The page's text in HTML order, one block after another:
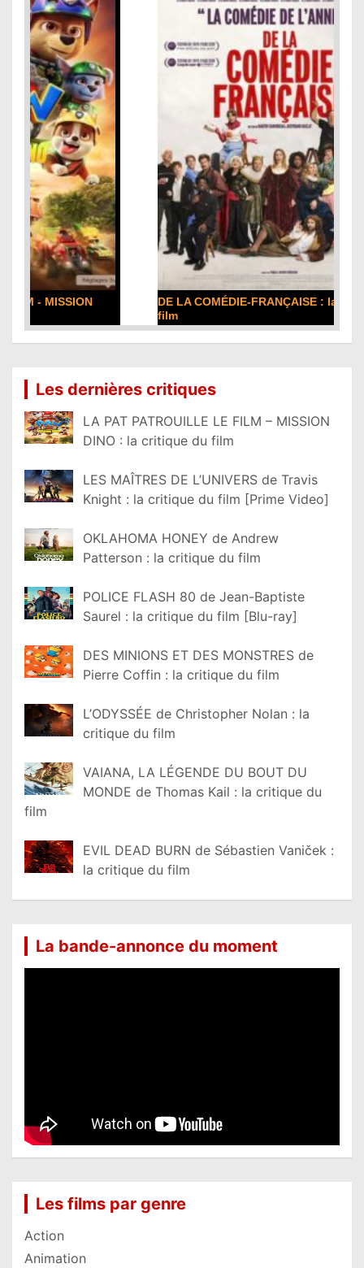
DE LA COMÉDIE-FRANÇAISE : la critique du
Les dernières critiques
LA PAT PATROUILLE LE FILM – MISSION
DINO : la critique du film
LES MAÎTRES DE L’UNIVERS de Travis
Knight : la critique du film [Prime Video]
OKLAHOMA HONEY de Andrew
Patterson : la critique du film
POLICE FLASH 80 de Jean-Baptiste
Saurel : la critique du film [Blu-ray]
DES MINIONS ET DES MONSTRES de
Pierre Coffin : la critique du film
L’ODYSSÉE de Christopher Nolan : la
critique du film
VAIANA, LA LÉGENDE DU BOUT DU
MONDE de Thomas Kail : la critique du
film
EVIL DEAD BURN de Sébastien Vaniček :
la critique du film
La bande-annonce du moment
Les films par genre
Action
Animation